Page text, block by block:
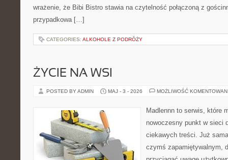
wrażenie, że Bibi Bistro stawia na czytelność połączoną z
przypadkowa […]
CATEGORIES: ALKOHOLE Z PODRÓŻY
ŻYCIE NA WSI
POSTED BY ADMIN MAJ - 3 - 2026 MOŻLIWOŚĆ
Madlennn to serwis, które
nowoczesny punkt w sieci
ciekawych treści. Już
czymś zapamiętywalnym,